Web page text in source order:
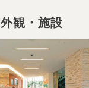
外観・施設